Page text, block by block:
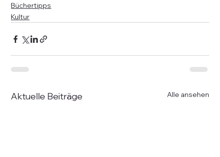
Büchertipps
Kultur
Aktuelle Beiträge Alle ansehen